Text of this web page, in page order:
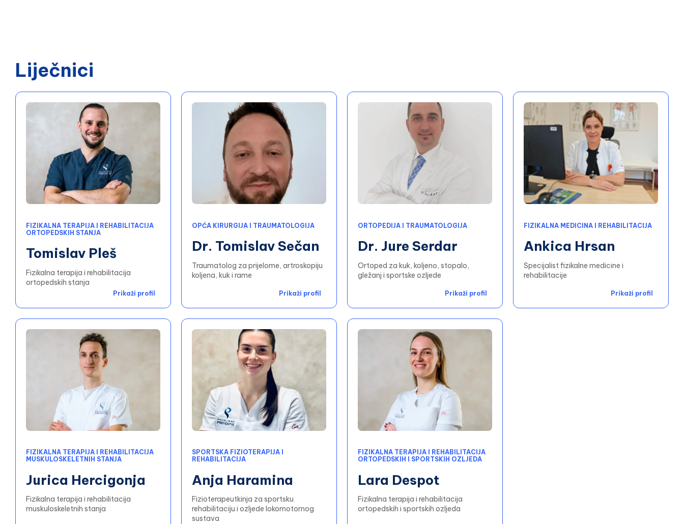
Liječnici
FIZIKALNA TERAPIJA I REHABILITACIJA
ORTOPEDSKIH STANJA
Tomislav Pleš
Fizikalna terapija i rehabilitacija
ortopedskih stanja
Prikaži profil
OPĆA KIRURGIJA I TRAUMATOLOGIJA
Dr. Tomislav Sečan
Traumatolog za prijelome, artroskopiju
koljena, kuk i rame
Prikaži profil
ORTOPEDIJA I TRAUMATOLOGIJA
Dr. Jure Serdar
Ortoped za kuk, koljeno, stopalo,
gležanj i sportske ozljede
Prikaži profil
FIZIKALNA MEDICINA I REHABILITACIJA
Ankica Hrsan
Specijalist fizikalne medicine i
rehabilitacije
Prikaži profil
FIZIKALNA TERAPIJA I REHABILITACIJA
MUSKULOSKELETNIH STANJA
Jurica Hercigonja
Fizikalna terapija i rehabilitacija
muskuloskeletnih stanja
SPORTSKA FIZIOTERAPIJA I
REHABILITACIJA
Anja Haramina
Fizioterapeutkinja za sportsku
rehabilitaciju i ozljede lokomotornog
sustava
FIZIKALNA TERAPIJA I REHABILITACIJA
ORTOPEDSKIH I SPORTSKIH OZLJEDA
Lara Despot
Fizikalna terapija i rehabilitacija
ortopedskih i sportskih ozljeda